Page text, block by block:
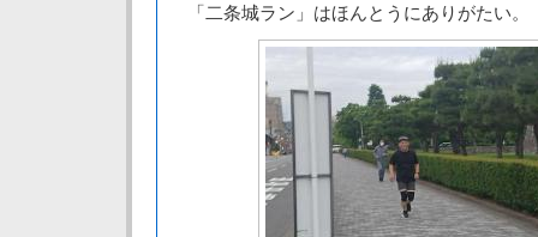
「二条城ラン」はほんとうにありがたい。